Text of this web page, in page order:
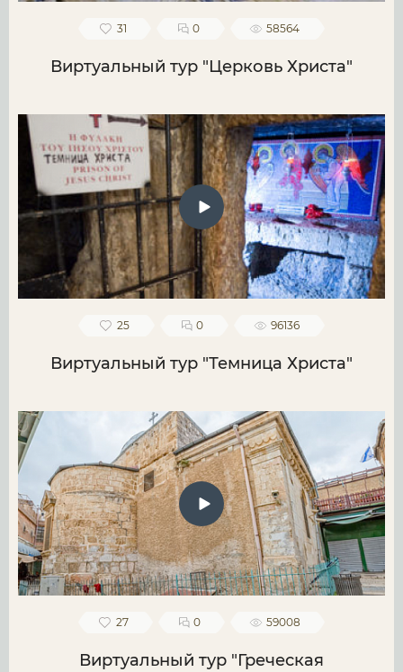
31 0 58564
Виртуальный тур "Церковь Христа"
25 0 96136
Виртуальный тур "Темница Христа"
27 0 59008
Виртуальный тур "Греческая